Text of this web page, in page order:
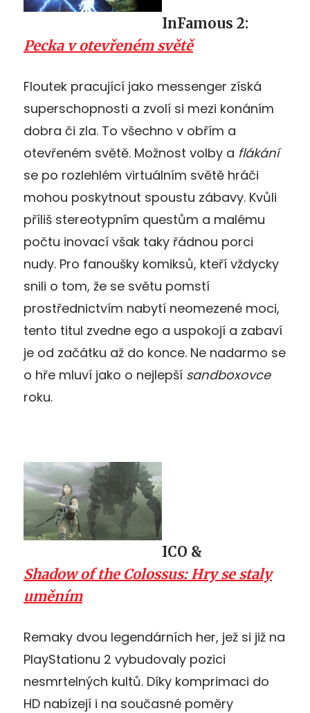
InFamous 2:
Pecka v otevřeném světě
Floutek pracující jako messenger získá
superschopnosti a zvolí si mezi konáním
dobra či zla. To všechno v obřím a
otevřeném světě. Možnost volby a flákání
se po rozlehlém virtuálním světě hráči
mohou poskytnout spoustu zábavy. Kvůli
příliš stereotypním questům a malému
počtu inovací však taky řádnou porci
nudy. Pro fanoušky komiksů, kteří vždycky
snili o tom, že se světu pomstí
prostřednictvím nabytí neomezené moci,
tento titul zvedne ego a uspokojí a zabaví
je od začátku až do konce. Ne nadarmo se
o hře mluví jako o nejlepší sandboxovce
roku.
ICO &
Shadow of the Colossus: Hry se staly
uměním
Remaky dvou legendárních her, jež si již na
PlayStationu 2 vybudovaly pozici
nesmrtelných kultů. Díky komprimaci do
HD nabízejí i na současné poměry